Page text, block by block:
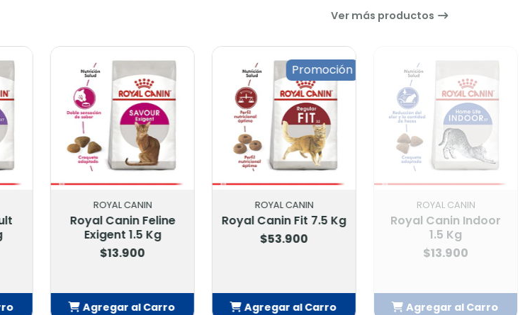
Ver más productos
Royal Canin Feline
Exigent 1.5 Kg
Agregar al Carro
Promoción
Royal Canin Fit 7.5 Kg
Agregar al Carro
Royal Canin Indoor
Agregar al Carro